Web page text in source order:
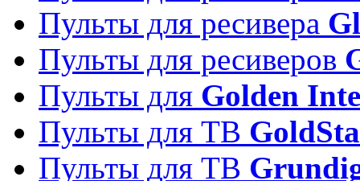
Пульты для ресивера
Пульты для ресиверов
Пульты для Golden
Пульты для ТВ
Пульты для ТВ